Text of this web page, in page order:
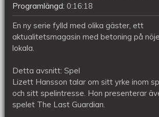
Programlängd: 0:16:18
En ny serie fylld med olika gäster, ett
aktualitetsmagasin med betoning på
lokala.
Detta avsnitt: Spel
Lizett Hansson talar om sitt yrke inom
och sitt spelintresse. Hon presenterar
spelet The Last Guardian.